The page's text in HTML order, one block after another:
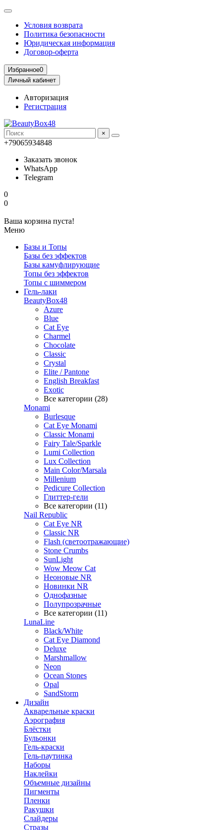
Условия возврата
Политика безопасности
Юридическая информация
Договор-оферта
Избранное0
Личный кабинет
Авторизация
Регистрация
×
+79065934848
Заказать звонок
WhatsApp
Telegram
0
0
Ваша корзина пуста!
Меню
Базы и Топы
Базы без эффектов
Базы камуфлирующие
Топы без эффектов
Топы с шиммером
Гель-лаки
BeautyBox48
Azure
Blue
Cat Eye
Charmel
Chocolate
Classic
Crystal
Elite / Pantone
English Breakfast
Exotic
Все категории (28)
Monami
Burlesque
Cat Eye Monami
Classic Monami
Fairy Tale/Sparkle
Lumi Collection
Lux Collection
Main Color/Marsala
Millenium
Pedicure Collection
Глиттер-гели
Все категории (11)
Nail Republic
Cat Eye NR
Classic NR
Flash (светоотражающие)
Stone Crumbs
SunLight
Wow Meow Cat
Неоновые NR
Новинки NR
Однофазные
Полупрозрачные
Все категории (11)
LunaLine
Black/White
Cat Eye Diamond
Deluxe
Marshmallow
Neon
Ocean Stones
Opal
SandStorm
Дизайн
Акварельные краски
Аэрография
Блёстки
Бульонки
Гель-краски
Гель-паутинка
Наборы
Наклейки
Объемные дизайны
Пигменты
Пленки
Ракушки
Слайдеры
Стразы